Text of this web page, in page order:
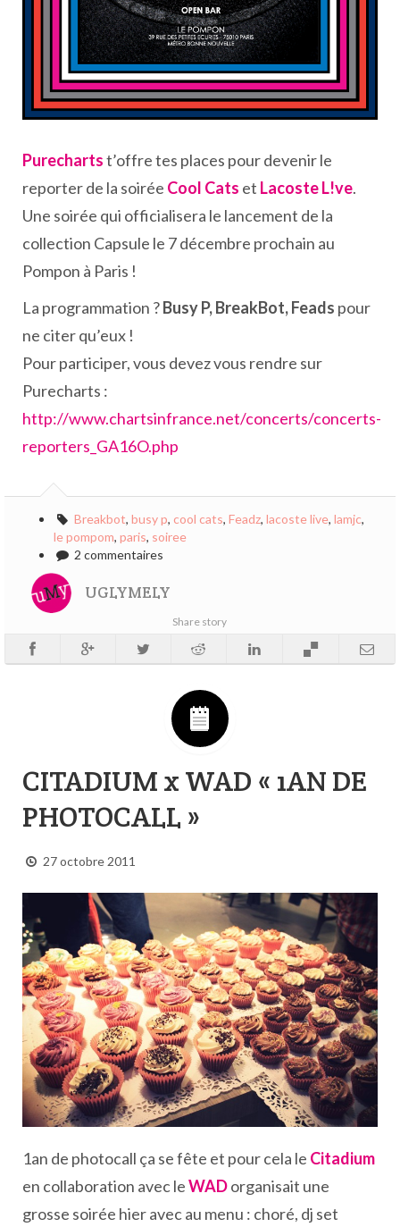
Purechartst’offre tes places pour devenir le
reporter de la soirée Cool Cats et Lacoste L!ve.
Une soirée qui officialisera le lancement de la
collection Capsule le 7 décembre prochain au
Pompon à Paris !
La programmation ?Busy P, BreakBot, Feads pour
ne citer qu’eux !
Pour participer, vous devez vous rendre sur
Purecharts :
http://www.chartsinfrance.net/concerts/concerts-
reporters_GA16O.php
Breakbot, busy p, cool cats, Feadz, lacoste live, lamjc,
le pompom, paris, soiree
2 commentaires
UGLYMELY
Share story
CITADIUM x WAD « 1AN DE
PHOTOCALL »
27 octobre 2011
1an de photocall ça se fête et pour cela le Citadium
en collaboration avec leWADorganisait une
grosse soirée hier avec au menu : choré, dj set